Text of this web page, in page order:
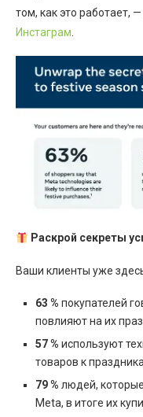
том, как это работает, —
Инстаграм
Раскрой секреты
Ваши клиенты уже
63 % покупателей
повлияют на их
57 % используют
товаров к
79 % людей,
Meta, в итоге их